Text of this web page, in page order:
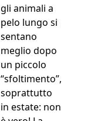
gli animali a
pelo lungo si
sentano
meglio dopo
un piccolo
“sfoltimento”,
soprattutto
in estate: non